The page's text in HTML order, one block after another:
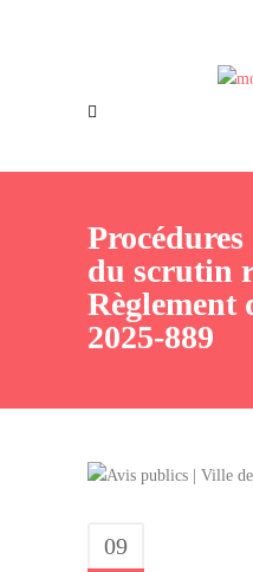
du scrutin
Règlement
2025-889
09